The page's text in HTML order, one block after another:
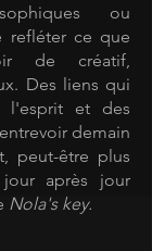
ou
refléter ce que
de créatif,
Des liens qui
l'esprit et des
demain
peut-être plus
après jour
Nola's key.